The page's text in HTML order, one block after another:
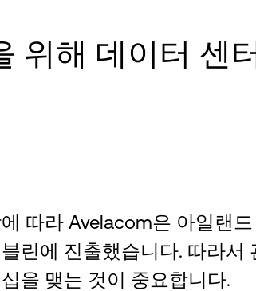
위해 데이터 센
따라 Avelacom은 아일랜드
린에 진출했습니다. 따라서
을 맺는 것이 중요합니다.